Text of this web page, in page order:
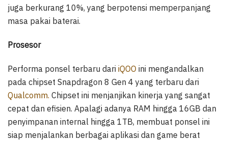
juga berkurang 10%, yang berpotensi memperpanjang
masa pakai baterai.
Prosesor
Performa ponsel terbaru dari iQOO ini mengandalkan
pada chipset Snapdragon 8 Gen 4 yang terbaru dari
Qualcomm. Chipset ini menjanjikan kinerja yang sangat
cepat dan efisien. Apalagi adanya RAM hingga 16GB dan
penyimpanan internal hingga 1TB, membuat ponsel ini
siap menjalankan berbagai aplikasi dan game berat